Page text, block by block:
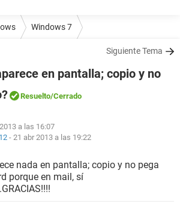
Windows 7
Siguiente Tema
en pantalla; copio y no
Resuelto/Cerrado
a las 16:07
- 21 abr 2013 a las 19:22
nada en pantalla; copio y no pega
porque en mail, sí